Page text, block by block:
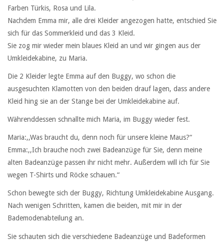
Farben Türkis, Rosa und Lila.
Nachdem Emma mir, alle drei Kleider angezogen hatte, entschied Sie
sich für das Sommerkleid und das 3 Kleid.
Sie zog mir wieder mein blaues Kleid an und wir gingen aus der
Umkleidekabine, zu Maria.
Die 2 Kleider legte Emma auf den Buggy, wo schon die
ausgesuchten Klamotten von den beiden drauf lagen, dass andere
Kleid hing sie an der Stange bei der Umkleidekabine auf.
Währenddessen schnallte mich Maria, im Buggy wieder fest.
Maria:,,Was braucht du, denn noch für unsere kleine Maus?“
Emma:,,Ich brauche noch zwei Badeanzüge für Sie, denn meine
alten Badeanzüge passen ihr nicht mehr. Außerdem will ich für Sie
wegen T-Shirts und Röcke schauen.“
Schon bewegte sich der Buggy, Richtung Umkleidekabine Ausgang.
Nach wenigen Schritten, kamen die beiden, mit mir in der
Bademodenabteilung an.
Sie schauten sich die verschiedene Badeanzüge und Badeformen